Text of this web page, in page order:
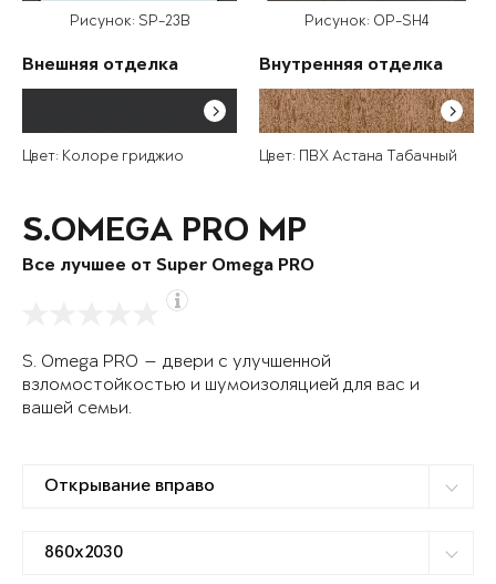
Рисунок: SP-23B
Внешняя отделка
Цвет: Колоре гриджио
Рисунок: OP-SH4
Внутренняя отделка
Цвет: ПВХ Астана Табачный
S.OMEGA PRO MP
Все лучшее от Super Omega PRO
S. Omega PRO — двери с улучшенной
взломостойкостью и шумоизоляцией для вас и
вашей семьи.